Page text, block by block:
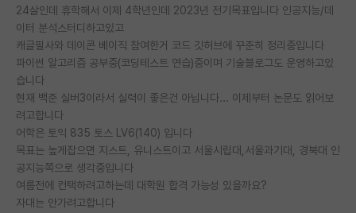
임용 정보 게시판
학부 인턴 게시판
취업 게시판
임용 후기 게시판
PI 전용 게시판
인문사회 계열 게시판
특수/전문대학원 게시판
24살인데 휴학해서 이제 4학년인데 2023년 전기목표입니다 인공지능/데
이터 분석스터디하고있고
캐글필사와 데이콘 베이직 참여한거 코드 깃허브에 꾸준히 정리중입니다
파이썬 알고리즘 공부중(코딩테스트 연습)중이며 기술블로그도 운영하고있
습니다
현재 백준 실버3이라서 실력이 좋은건 아닙니다... 이제부터 논문도 읽어보
려고합니다
어학은 토익 835 토스 LV6(140) 입니다
목표는 높게잡으면 지스트, 유니스트이고 서울시립대,서울과기대, 경북대 인
공지능쪽으로 생각중입니다
여름전에 컨택하려고하는데 대학원 합격 가능성 있을까요?
자대는 안가려고합니다